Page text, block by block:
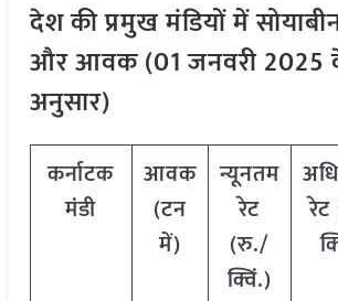
देश की प्रमुख मंडियों में
और आवक (01जनवरी2025
अनुसार)
कर्नाटक
मंडी
आवक
(टन
में)
न्यूनतम
रेट
(रु./
क्विं.)